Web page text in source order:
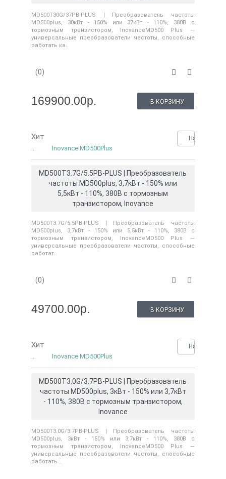
MD500T30G/37PB-PLUS | Преобразователь частоты
MD500plus, 30кВт - 150% или 37кВт - 110%, 380В с
тормозным транзистором, InovanceMD500 Plus —
универсальные преобразователи частоты, способные
работать ка..
(0)
169900.00р. В КОРЗИНУ
Хит Нашли
... Inovance MD500Plus
MD500T3.7G/5.5PB-PLUS | Преобразователь
частоты MD500plus, 3,7кВт - 150% или
5,5кВт - 110%, 380В с тормозным
транзистором, Inovance
MD500T3.7G/5.5PB-PLUS | Преобразователь частоты
MD500plus, 3,7кВт - 150% или 5,5кВт - 110%, 380В с
тормозным транзистором, InovanceMD500 Plus —
универсальные преобразователи частоты, способные
работат..
(0)
49700.00р. В КОРЗИНУ
Хит Нашли
... Inovance MD500Plus
MD500T3.0G/3.7PB-PLUS | Преобразователь
частоты MD500plus, 3кВт - 150% или 3,7кВт
- 110%, 380В с тормозным транзистором,
Inovance
MD500T3.0G/3.7PB-PLUS | Преобразователь частоты
MD500plus, 3кВт - 150% или 3,7кВт - 110%, 380В с
тормозным транзистором, InovanceMD500 Plus —
универсальные преобразователи частоты, способные
работать ..